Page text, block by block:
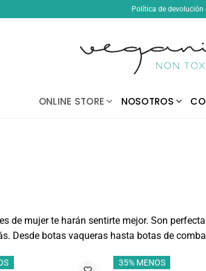
Política de devolución
ONLINE STORE NOSOTROS
de mujer te harán sentirte mejor. Son
Desde botas vaqueras hasta botas de
35% MENOS